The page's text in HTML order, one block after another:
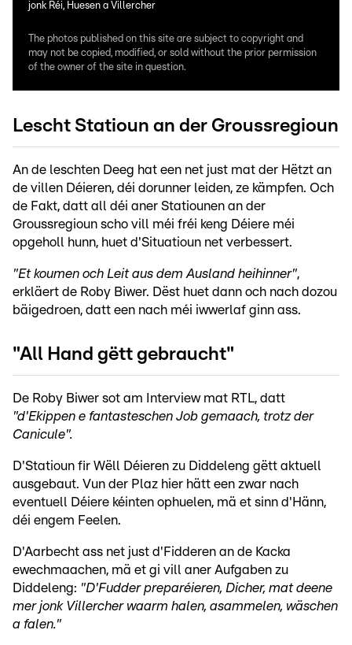
jonk Réi, Huesen a Villercher
The photos published on this site are subject to copyright and
may not be copied, modified, or sold without the prior permission
of the owner of the site in question.
Lescht Statioun an der Groussregioun
An de leschten Deeg hat een net just mat der Hëtzt an
de villen Déieren, déi dorunner leiden, ze kämpfen. Och
de Fakt, datt all déi aner Statiounen an der
Groussregioun scho vill méi fréi keng Déiere méi
opgeholl hunn, huet d'Situatioun net verbessert.
"Et koumen och Leit aus dem Ausland heihinner",
erkläert de Roby Biwer. Dëst huet dann och nach dozou
bäigedroen, datt een nach méi iwwerlaf ginn ass.
"All Hand gëtt gebraucht"
De Roby Biwer sot am Interview mat RTL, datt
"d'Ekippen e fantasteschen Job gemaach, trotz der
Canicule".
D'Statioun fir Wëll Déieren zu Diddeleng gëtt aktuell
ausgebaut. Vun der Plaz hier hätt een zwar nach
eventuell Déiere kéinten ophuelen, mä et sinn d'Hänn,
déi engem Feelen.
D'Aarbecht ass net just d'Fidderen an de Kacka
ewechmaachen, mä et gi vill aner Aufgaben zu
Diddeleng: "D'Fudder preparéieren, Dicher, mat deene
mer jonk Villercher waarm halen, asammelen, wäschen
a falen."